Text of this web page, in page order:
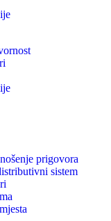
prigovora
sistem